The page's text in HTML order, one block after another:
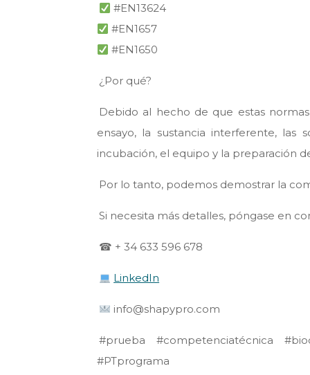
#EN13624
#EN1657
#EN1650
¿Por qué?
Debido al hecho de que estas
ensayo, la sustancia interferente, las
incubación, el equipo y la preparación
Por lo tanto, podemos demostrar la
Si necesita más detalles, póngase en
☎ + 34 633 596 678
LinkedIn
info@shapypro.com
#prueba #competenciatécnica
#PTprograma